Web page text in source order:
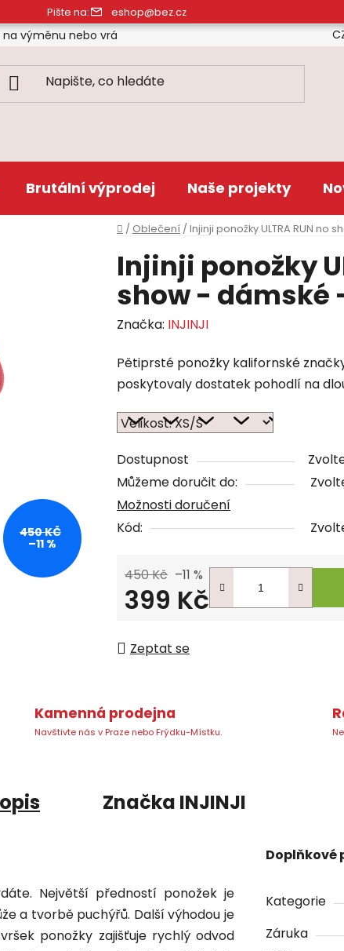
Pište na: eshop@bez.cz
na výměnu nebo vrácení zboží
Brutální výprodej Naše projekty
Domů
/ Oblečení / Injinji ponožky ULTRA RUN no
Injinji ponožky
show - dámské
Značka: INJINJI
Pětiprsté ponožky kalifornské
poskytovaly dostatek pohodlí na
Dostupnost
Můžeme doručit do:
Možnosti doručení
Kód:
450 Kč –11 %
399 Kč
Zeptat se
450 KČ
–11 %
Kamenná prodejna
Navštivte nás v Praze nebo Frýdku-Místku.
Značka INJINJI
Největší předností ponožek je
a tvorbě puchýřů. Další výhodou je
ponožky zajišťuje rychlý odvod
Doplňkové
Kategorie
Záruka